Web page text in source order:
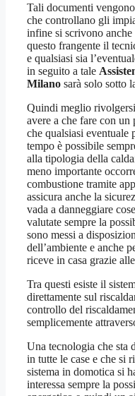
Tali documenti
che controllano gli
infine si scrivono anche
questo frangente il
e qualsiasi sia
in seguito a tale
Milano sarà solo sotto
Quindi meglio
avere a che fare con
che qualsiasi eventuale
tempo è possibile
alla tipologia della
meno importante
combustione tramite
assicura anche la
vada a danneggiare
valutate sempre la
sono messi a
dell’ambiente e anche
riceve in casa grazie
Tra questi esiste il
direttamente sul
controllo del
semplicemente
Una tecnologia che sta
in tutte le case e che si
sistema in domotica si
interessa sempre la